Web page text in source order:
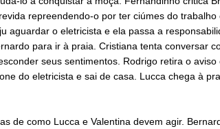
repreendendo-o por ter ciúmes do trabalho
aguardar o eletricista e ela passa a
para ir à praia. Cristiana tenta conversar
seus sentimentos. Rodrigo retira o aviso
do eletricista e sai de casa. Lucca chega à
de como Lucca e Valentina devem agir.